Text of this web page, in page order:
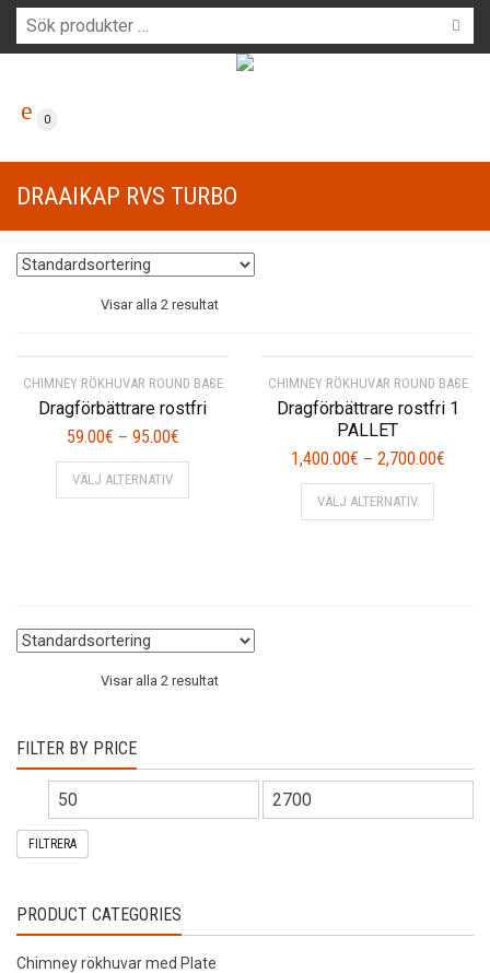
0
DRAAIKAP RVS TURBO
Visar alla 2 resultat
CHIMNEY RÖKHUVAR ROUND BASE
Dragförbättrare rostfri
59.00€ – 95.00€
VÄLJ ALTERNATIV
Den
kan
CHIMNEY RÖKHUVAR ROUND BASE
Dragförbättrare rostfri 1
PALLET
1,400.00€ – 2,700.00€
VÄLJ ALTERNATIV
Den
Visar alla 2 resultat
FILTER BY PRICE
FILTRERA
PRODUCT CATEGORIES
Chimney rökhuvar med Plate